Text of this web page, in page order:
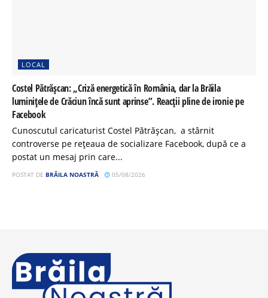
LOCAL
Costel Pătrășcan: „Criză energetică în România, dar la Brăila
luminițele de Crăciun încă sunt aprinse”. Reacții pline de ironie pe
Facebook
Cunoscutul caricaturist Costel Pătrășcan, a stârnit
controverse pe rețeaua de socializare Facebook, după ce a
postat un mesaj prin care...
POSTAT DE BRĂILA NOASTRĂ 05/08/2026